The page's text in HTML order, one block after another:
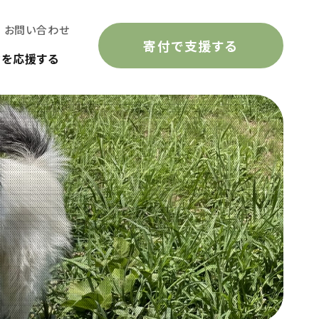
お問い合わせ
応援する
寄付で支援する